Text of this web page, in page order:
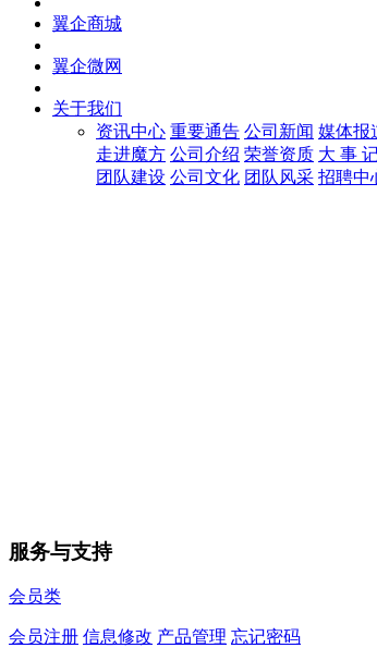
翼企商城
翼企微网
关于我们
资讯中心 重要通告 公司新闻 媒体报
走进魔方 公司介绍 荣誉资质 大 事
团队建设 公司文化 团队风采 招聘中
服务与支持
会员类
会员注册 信息修改 产品管理 忘记密码